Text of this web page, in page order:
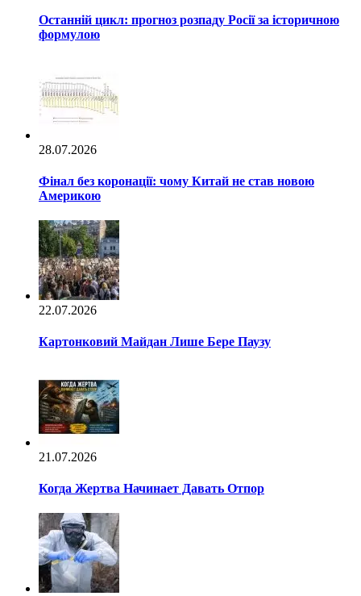
Останній цикл: прогноз розпаду Росії за історичною
формулою
28.07.2026
Фінал без коронації: чому Китай не став новою
Америкою
22.07.2026
Картонковий Майдан Лише Бере Паузу
21.07.2026
Когда Жертва Начинает Давать Отпор